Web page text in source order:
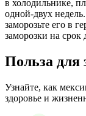
в холодильнике,
одной-двух
заморозьте его в
заморозки на срок
Польза для
Узнайте, как
здоровье и